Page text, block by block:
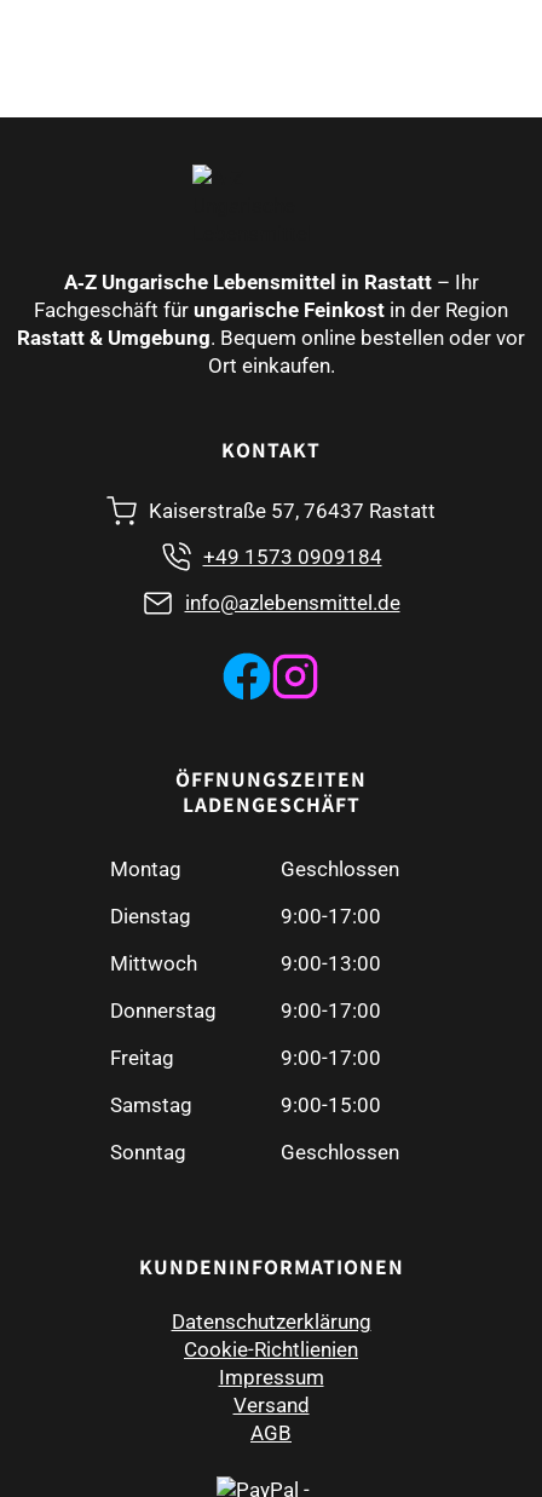
A‑Z Ungarische Lebensmittel in Rastatt– Ihr
Fachgeschäft für ungarische Feinkost in der Region
Rastatt & Umgebung. Bequem online bestellen oder vor
Ort einkaufen.
KONTAKT
Kaiserstraße 57, 76437 Rastatt
+49 1573 0909184
info@azlebensmittel.de
ÖFFNUNGSZEITEN
LADENGESCHÄFT
Montag
Geschlossen
Dienstag
9:00-17:00
Mittwoch
9:00-13:00
Donnerstag
9:00-17:00
Freitag
9:00-17:00
Samstag
9:00-15:00
Sonntag
Geschlossen
KUNDENINFORMATIONEN
Datenschutzerklärung
Cookie-Richtlienien
Impressum
Versand
AGB